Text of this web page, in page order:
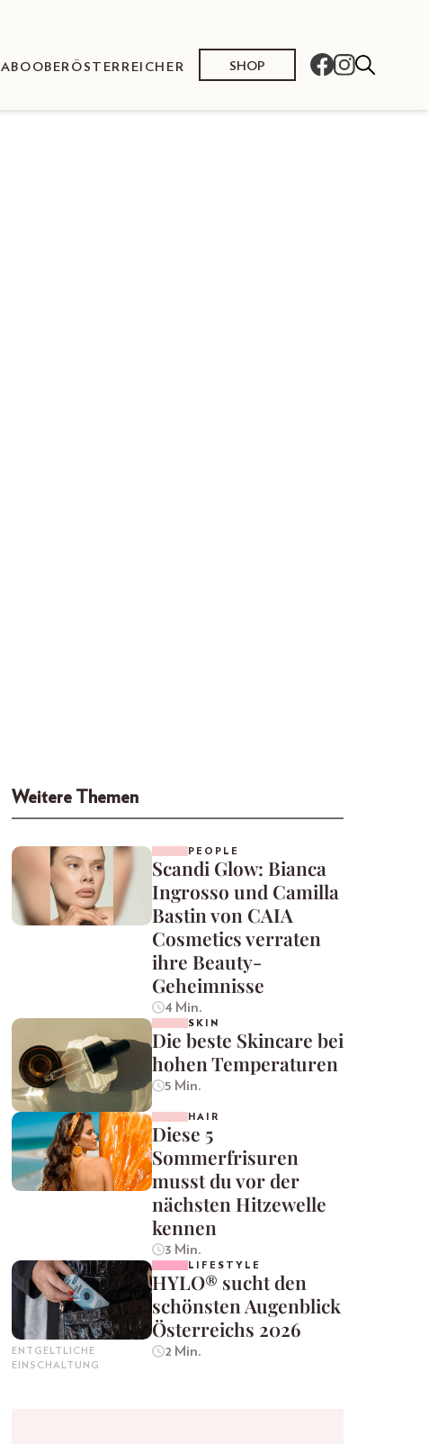
ABO OBERÖSTERREICHER SHOP
Weitere Themen
PEOPLE
Scandi Glow: Bianca
Ingrosso und Camilla
Bastin von CAIA
Cosmetics verraten
ihre Beauty-
Geheimnisse
4 Min.
SKIN
Die beste Skincare bei
hohen Temperaturen
5 Min.
HAIR
Diese 5
Sommerfrisuren
musst du vor der
nächsten Hitzewelle
kennen
3 Min.
ENTGELTLICHE
EINSCHALTUNG
LIFESTYLE
HYLO® sucht den
schönsten Augenblick
Österreichs 2026
2 Min.